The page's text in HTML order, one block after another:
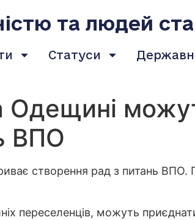
та людей
Статуси
Одещині
ВПО
створення рад з питань ВПО.
переселенців, можуть